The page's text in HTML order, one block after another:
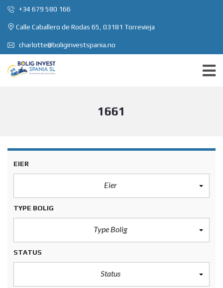
+34 679 580 166
Calle Caballero de Rodas 65, 03181 Torrevieja
charlotte@boliginvestspania.no
1661
EIER
Eier
TYPE BOLIG
Type Bolig
STATUS
Status